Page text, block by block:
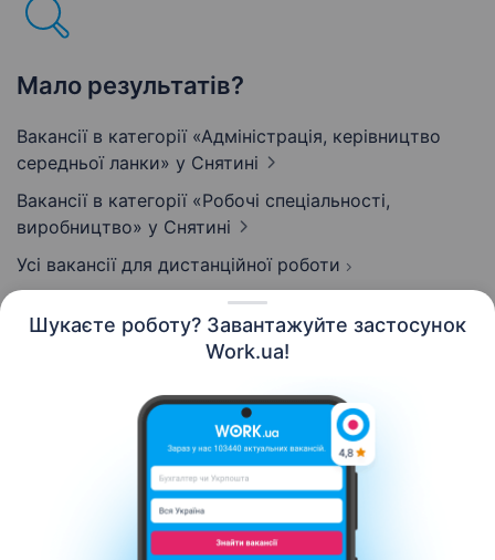
Шукаєте роботу? Завантажуйте застосунок
Work.ua!
Мало результатів?
Вакансії в категорії «Адмiнiстрацiя, керівництво
середньої ланки» у Снятині
Вакансії в категорії «Робочі спеціальності,
виробництво» у Снятині
Усі вакансії для дистанційної роботи